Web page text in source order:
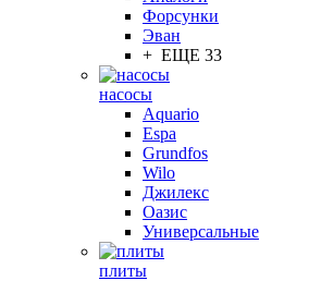
Форсунки
Эван
+ ЕЩЕ 33
насосы
Aquario
Espa
Grundfos
Wilo
Джилекс
Оазис
Универсальные
плиты